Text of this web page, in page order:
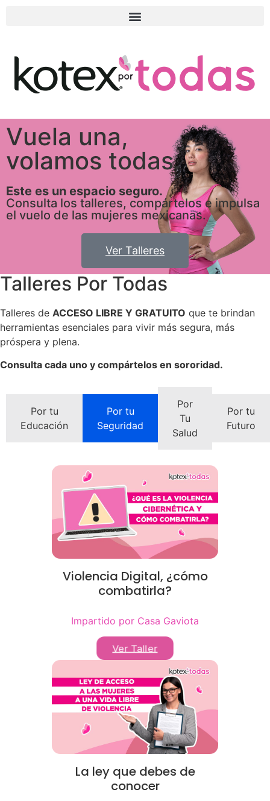
Vuela una,
volamos todas.
Este es un espacio seguro.
Consulta los talleres, compártelos e impulsa
el vuelo de las mujeres mexicanas.
Ver Talleres
Talleres Por Todas
Talleres de ACCESO LIBRE Y GRATUITO que te brindan
herramientas esenciales para vivir más segura, más
próspera y plena.
Consulta cada uno y compártelos en sororidad.
Por tu
Educación
Por tu
Seguridad
Por
Tu
Salud
Por tu
Futuro
Violencia Digital, ¿cómo
combatirla?
Impartido por Casa Gaviota
Ver Taller
La ley que debes de
conocer